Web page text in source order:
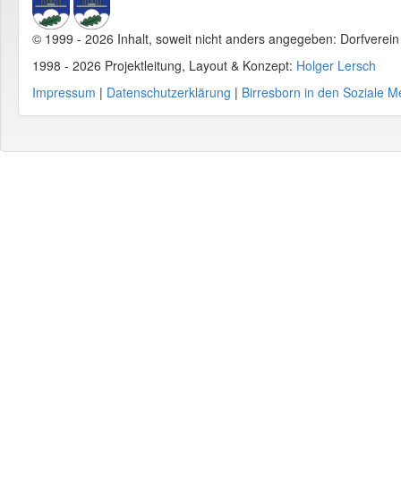
© 1999 - 2026 Inhalt, soweit nicht anders angegeben:
1998 - 2026 Projektleitung, Layout & Konzept: Holger Lersch
Impressum | Datenschutzerklärung | Birresborn in den Soziale